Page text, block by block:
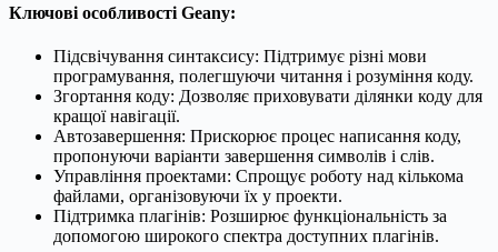
Ключові особливості Geany:
Підсвічування синтаксису: Підтримує різні мови
програмування, полегшуючи читання і розуміння коду.
Згортання коду: Дозволяє приховувати ділянки коду для
кращої навігації.
Автозавершення: Прискорює процес написання коду,
пропонуючи варіанти завершення символів і слів.
Управління проектами: Спрощує роботу над кількома
файлами, організовуючи їх у проекти.
Підтримка плагінів: Розширює функціональність за
допомогою широкого спектра доступних плагінів.